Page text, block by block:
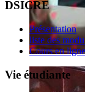
DSICRE
Présentation
liste des
Cours en ligne
Vie étudiante